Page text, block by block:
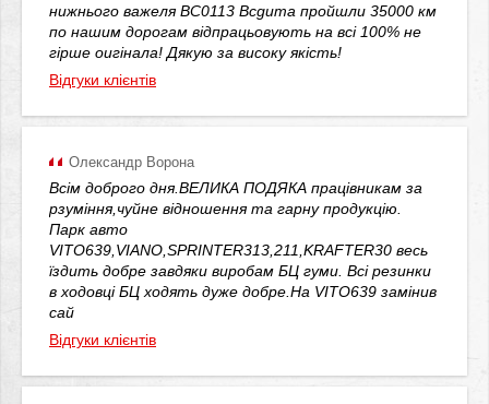
нижнього важеля BC0113 Bcguma пройшли 35000 км
по нашим дорогам відпрацьовують на всі 100% не
гірше оигінала! Дякую за високу якість!
Відгуки клієнтів
Олександр Ворона
Всім доброго дня.ВЕЛИКА ПОДЯКА працівникам за
рзуміння,чуйне відношення та гарну продукцію.
Парк авто
VITO639,VIANO,SPRINTER313,211,KRAFTER30 весь
їздить добре завдяки виробам БЦ гуми. Всі резинки
в ходовці БЦ ходять дуже добре.На VITO639 замінив
сай
Відгуки клієнтів